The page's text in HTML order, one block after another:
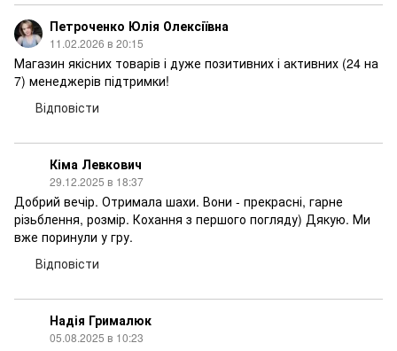
Петроченко Юлія Олексіївна
11.02.2026 в 20:15
Магазин якісних товарів і дуже позитивних і активних (24 на
7) менеджерів підтримки!
Відповісти
Кіма Левкович
29.12.2025 в 18:37
Добрий вечір. Отримала шахи. Вони - прекрасні, гарне
різьблення, розмір. Кохання з першого погляду) Дякую. Ми
вже поринули у гру.
Відповісти
Надія Грималюк
05.08.2025 в 10:23